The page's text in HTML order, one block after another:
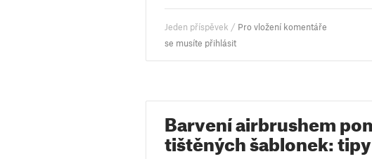
Jeden příspěvek / Pro vložení komentáře
se musíte přihlásit
Barvení airbrushem
tištěných šablonek: